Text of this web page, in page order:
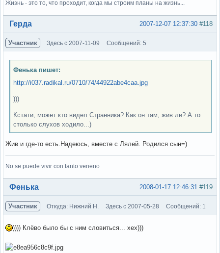
Жизнь - это то, что проходит, когда мы строим планы на жизнь...
Вне форума #118
2007-12-07 12:37:30
Герда
Участник Здесь с 2007-11-09 Сообщений: 5
Фенька пишет:
http://i037.radikal.ru/0710/74/44922abe4caa.jpg
)))
Кстати, может кто видел Странника? Как он там, жив ли? А то
столько слухов ходило...)
Жив и где-то есть.Надеюсь, вместе с Лялей. Родился сын=)
No se puede vivir con tanto veneno
Вне форума #119
2008-01-17 12:46:31
Фенька
Участник Откуда: Нижний Н. Здесь с 2007-05-28 Сообщений: 1
)))) Клёво было бы с ним словиться... хех)))